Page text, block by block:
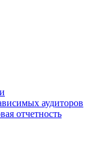
аудиторов
отчетность